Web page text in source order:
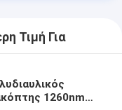
Τιμή Για
1260nm